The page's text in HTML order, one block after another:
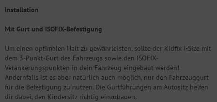
Installation
Mit Gurt und ISOFIX-Befestigung
Um einen optimalen Halt zu gewährleisten, sollte der Kidfix i-Size mit
dem 3-Punkt-Gurt des Fahrzeugs sowie den ISOFIX-
Verankerungspunkten in dein Fahrzeug eingebaut werden!
Andernfalls ist es aber natürlich auch möglich, nur den Fahrzeuggurt
für die Befestigung zu nutzen. Die Gurtführungen am Autositz helfen
dir dabei, den Kindersitz richtig einzubauen.